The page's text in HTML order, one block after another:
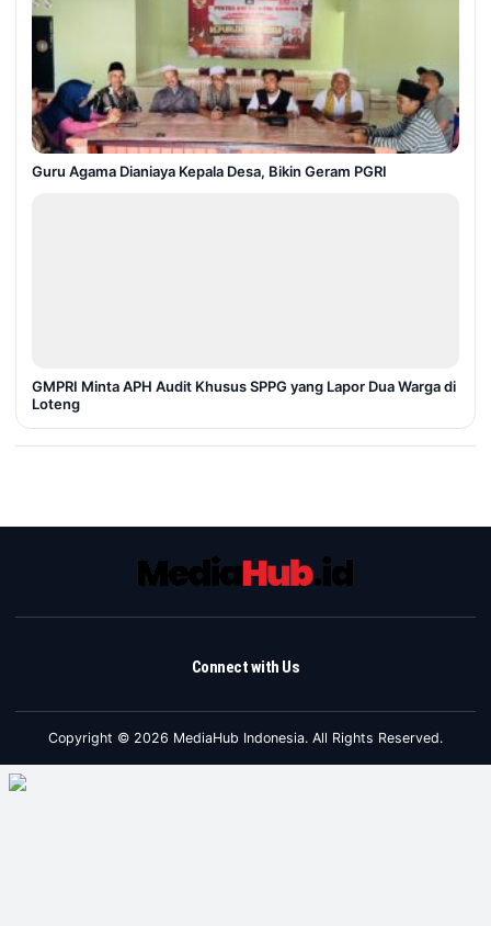
Guru Agama Dianiaya Kepala Desa, Bikin Geram PGRI
GMPRI Minta APH Audit Khusus SPPG yang Lapor Dua Warga di
Loteng
Connect with Us
Copyright © 2026 MediaHub Indonesia. All Rights Reserved.